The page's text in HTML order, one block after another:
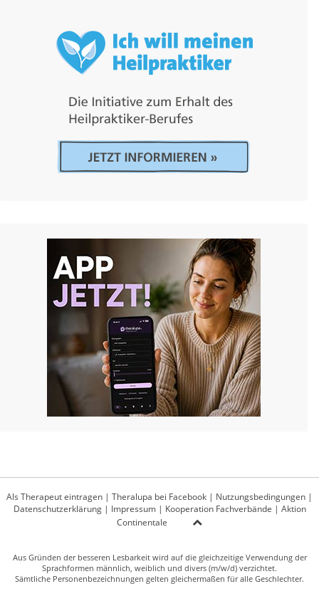
Als Therapeut eintragen | Theralupa bei Facebook | Nutzungsbedingungen |
Datenschutzerklärung| Impressum| Kooperation Fachverbände | Aktion
Continentale
Aus Gründen der besseren Lesbarkeit wird auf die gleichzeitige Verwendung der
Sprachformen männlich, weiblich und divers (m/w/d) verzichtet.
Sämtliche Personenbezeichnungen gelten gleichermaßen für alle Geschlechter.